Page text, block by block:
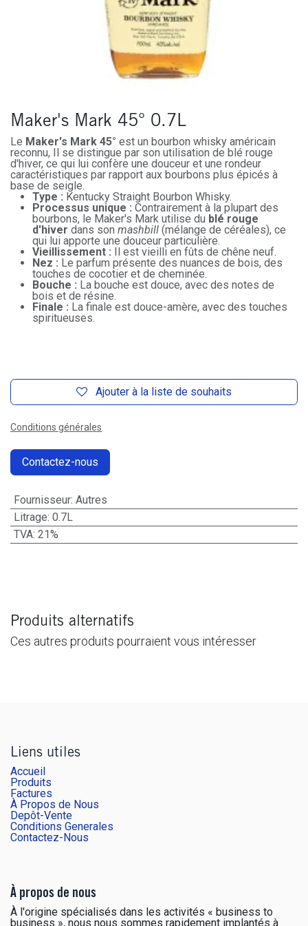
Maker's Mark 45° 0.7L
Le Maker's Mark 45° est un bourbon whisky américain
reconnu, Il se distingue par son utilisation de blé rouge
d'hiver, ce qui lui confère une douceur et une rondeur
caractéristiques par rapport aux bourbons plus épicés à
base de seigle.
Type : Kentucky Straight Bourbon Whisky.
Processus unique : Contrairement à la plupart des
bourbons, le Maker's Mark utilise du blé rouge
d'hiver dans son mashbill (mélange de céréales), ce
qui lui apporte une douceur particulière.
Vieillissement : Il est vieilli en fûts de chêne neuf.
Nez : Le parfum présente des nuances de bois, des
touches de cocotier et de cheminée.
Bouche : La bouche est douce, avec des notes de
bois et de résine.
Finale : La finale est douce-amère, avec des touches
spiritueuses.
Ajouter à la liste de souhaits
Conditions générales
Contactez-nous
Fournisseur: Autres
Litrage: 0.7L
TVA: 21%
Produits alternatifs
Ces autres produits pourraient vous intéresser
Liens utiles
Accueil
Produits
Factures
À Propos de Nous
Depôt-Vente
Conditions Generales
Contactez-Nous
À propos de nous
À l'origine spécialisés dans les activités « business to
business », nous nous sommes rapidement implantés à